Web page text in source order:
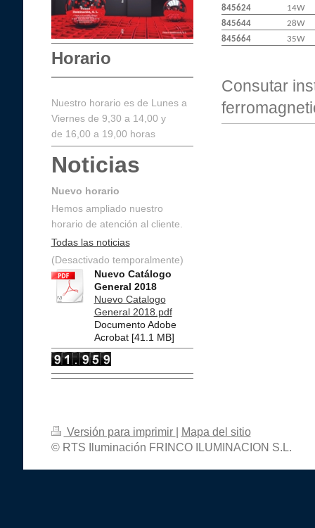
845624
14W
845644
28W
845664
35W
Consutar
Horario
Nuestro horario es de Lunes a
Viernes de 9,30 a 14,00 y
de 16,00 a 19,00 horas
Noticias
Nuevo horario
Hemos ampliado nuestro
horario de atención al cliente.
Todas las noticias
(Desactivado temporalmente)
Nuevo Catálogo
General 2018
Nuevo Catalogo
General 2018.pdf
Documento Adobe
Acrobat [41.1 MB]
Versión para imprimir
Mapa del sitio
© RTS Iluminación FRINCO ILUMINACION S.L.